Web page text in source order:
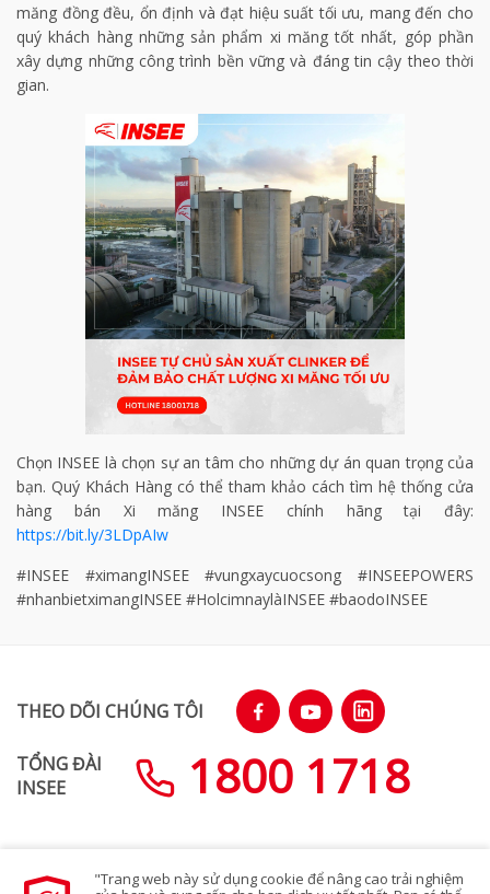
măng đồng đều, ổn định và đạt hiệu suất tối ưu, mang đến cho
quý khách hàng những sản phẩm xi măng tốt nhất, góp phần
xây dựng những công trình bền vững và đáng tin cậy theo thời
gian.
Chọn INSEE là chọn sự an tâm cho những dự án quan trọng của
bạn. Quý Khách Hàng có thể tham khảo cách tìm hệ thống cửa
hàng bán Xi măng INSEE chính hãng tại đây:
https://bit.ly/3LDpAIw
#INSEE #ximangINSEE #vungxaycuocsong #INSEEPOWERS
#nhanbietximangINSEE #HolcimnaylàINSEE #baodoINSEE
THEO DÕI CHÚNG TÔI
TỔNG ĐÀI
INSEE
1800 1718
SƠ ĐỒ TRANG WEB
"Trang web này sử dụng cookie để nâng cao trải nghiệm